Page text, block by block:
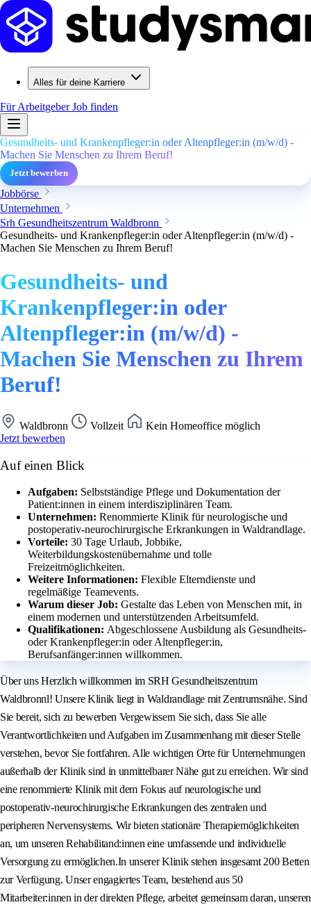
Alles für deine Karriere
Für ArbeitgeberJob finden
Gesundheits- und Krankenpfleger:in oder Altenpfleger:in (m/w/d) -
Machen Sie Menschen zu Ihrem Beruf!
Jetzt bewerben
Jobbörse
Unternehmen
Srh Gesundheitszentrum Waldbronn
Gesundheits- und Krankenpfleger:in oder Altenpfleger:in (m/w/d) -
Machen Sie Menschen zu Ihrem Beruf!
Gesundheits- und
Krankenpfleger:in oder
Altenpfleger:in (m/w/d) -
Machen Sie Menschen zu Ihrem
Beruf!
Waldbronn Vollzeit
Kein Homeoffice möglich
Jetzt bewerben
Auf einen Blick
Aufgaben: Selbstständige Pflege und Dokumentation der
Patient:innen in einem interdisziplinären Team.
Unternehmen: Renommierte Klinik für neurologische und
postoperativ-neurochirurgische Erkrankungen in Waldrandlage.
Vorteile: 30 Tage Urlaub, Jobbike,
Weiterbildungskostenübernahme und tolle
Freizeitmöglichkeiten.
Weitere Informationen: Flexible Elterndienste und
regelmäßige Teamevents.
Warum dieser Job: Gestalte das Leben von Menschen mit, in
einem modernen und unterstützenden Arbeitsumfeld.
Qualifikationen: Abgeschlossene Ausbildung als Gesundheits-
oder Krankenpfleger:in oder Altenpfleger:in,
Berufsanfänger:innen willkommen.
Über uns Herzlich willkommen im SRH Gesundheitszentrum
Waldbronnl! Unsere Klinik liegt in Waldrandlage mit Zentrumsnähe. Sind
Sie bereit, sich zu bewerben Vergewissern Sie sich, dass Sie alle
Verantwortlichkeiten und Aufgaben im Zusammenhang mit dieser Stelle
verstehen, bevor Sie fortfahren. Alle wichtigen Orte für Unternehmungen
außerhalb der Klinik sind in unmittelbarer Nähe gut zu erreichen. Wir sind
eine renommierte Klinik mit dem Fokus auf neurologische und
postoperativ-neurochirurgische Erkrankungen des zentralen und
peripheren Nervensystems. Wir bieten stationäre Therapiemöglichkeiten
an, um unseren Rehabilitand:innen eine umfassende und individuelle
Versorgung zu ermöglichen.In unserer Klinik stehen insgesamt 200 Betten
zur Verfügung. Unser engagiertes Team, bestehend aus 50
Mitarbeiter:innen in der direkten Pflege, arbeitet gemeinsam daran, unseren